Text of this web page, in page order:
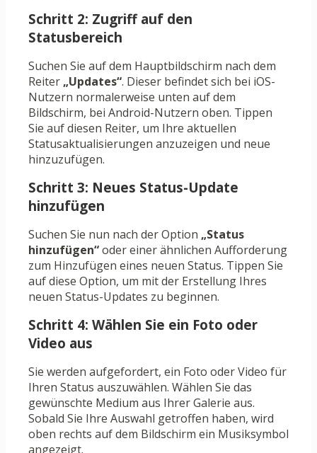
Schritt 2: Zugriff auf den
Statusbereich
Suchen Sie auf dem Hauptbildschirm nach dem
Reiter „Updates“. Dieser befindet sich bei iOS-
Nutzern normalerweise unten auf dem
Bildschirm, bei Android-Nutzern oben. Tippen
Sie auf diesen Reiter, um Ihre aktuellen
Statusaktualisierungen anzuzeigen und neue
hinzuzufügen.
Schritt 3: Neues Status-Update
hinzufügen
Suchen Sie nun nach der Option „Status
hinzufügen“oder einer ähnlichen Aufforderung
zum Hinzufügen eines neuen Status. Tippen Sie
auf diese Option, um mit der Erstellung Ihres
neuen Status-Updates zu beginnen.
Schritt 4: Wählen Sie ein Foto oder
Video aus
Sie werden aufgefordert, ein Foto oder Video für
Ihren Status auszuwählen. Wählen Sie das
gewünschte Medium aus Ihrer Galerie aus.
Sobald Sie Ihre Auswahl getroffen haben, wird
oben rechts auf dem Bildschirm ein Musiksymbol
angezeigt.